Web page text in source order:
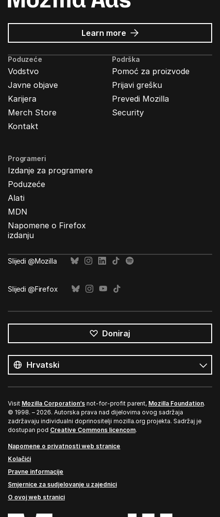
Learn more about
Mozilla
Ads
Poduzeće
Vodstvo
Javne objave
Karijera
Merch Store
Kontakt
Podrška
Pomoć za proizvode
Prijavi grešku
Prevedi Mozilla
Security
Programeri
Izdanje za programere
Poduzeće
Alati
MDN
Napomene o Firefox
izdanju
Slijedi @Mozilla
Slijedi @Firefox
Doniraj
jezici
Jezik
Visit Mozilla Corporation’s not-for-profit parent, Mozilla Foundation.
© 1998. – 2026. Autorska prava nad dijelovima ovog sadržaja
zadržavaju individualni doprinositelji mozilla.org projekta. Sadržaj je
dostupan pod Creative Commons licencom.
Napomene o privatnosti web stranice
Kolačići
Pravne informacije
Smjernice za sudjelovanje u zajednici
O ovoj web stranici